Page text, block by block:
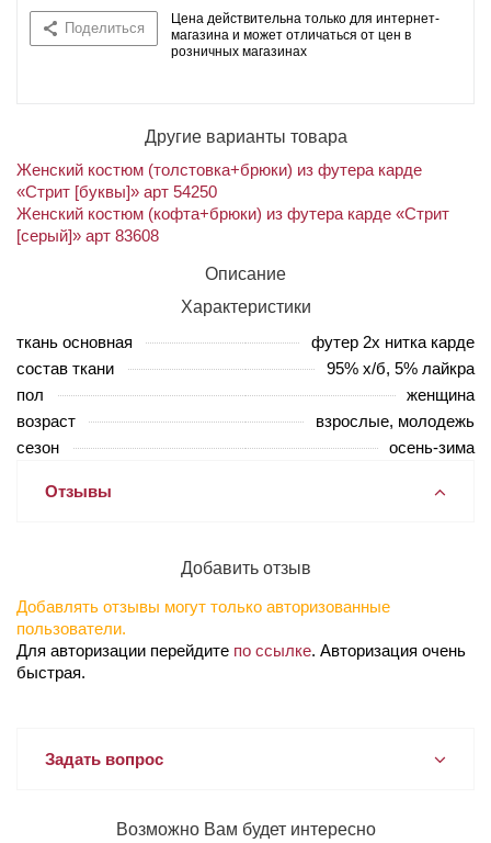
Поделиться
Цена действительна только для интернет-
магазина и может отличаться от цен в
розничных магазинах
Другие варианты товара
Женский костюм (толстовка+брюки) из футера карде
«Стрит [буквы]» арт 54250
Женский костюм (кофта+брюки) из футера карде «Стрит
[серый]» арт 83608
Описание
Характеристики
ткань основная
футер 2х нитка карде
состав ткани
95% х/б, 5% лайкра
пол
женщина
возраст
взрослые, молодежь
сезон
осень-зима
Отзывы
Добавить отзыв
Добавлять отзывы могут только авторизованные
пользователи.
Для авторизации перейдите по ссылке. Авторизация очень
быстрая.
Задать вопрос
Возможно Вам будет интересно